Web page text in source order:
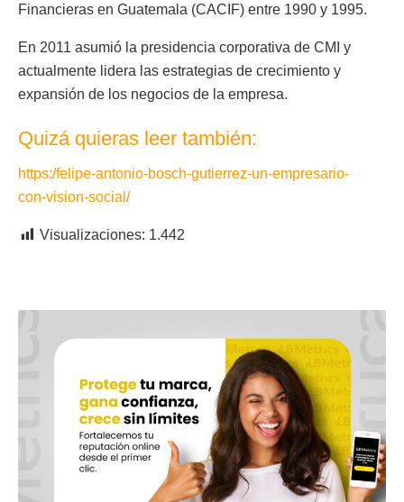
Financieras en Guatemala (CACIF) entre 1990 y 1995.
En 2011 asumió la presidencia corporativa de CMI y
actualmente lidera las estrategias de crecimiento y
expansión de los negocios de la empresa.
Quizá quieras leer también:
https:/felipe-antonio-bosch-gutierrez-un-empresario-
con-vision-social/
Visualizaciones: 1.442